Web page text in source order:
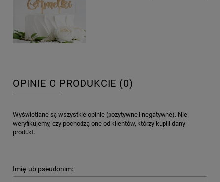
OPINIE O PRODUKCIE (0)
Wyświetlane są wszystkie opinie (pozytywne i negatywne). Nie
weryfikujemy, czy pochodzą one od klientów, którzy kupili dany
produkt.
Imię lub pseudonim: